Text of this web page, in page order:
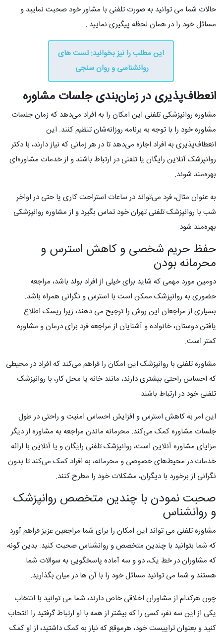
حالات شما می توانید به صورت تلفنی با مشاور خود صحبت نمایید و
مسائل خود را در همان لحظه پیگیری نمایید .
این مطلب را نیز بخوانید: تست های
روانشناسی و روان سنجی
انعطاف‌پذیری در زمان‌بندی جلسات مشاوره
مشاوره روانپزشکی تلفنی این امکان را به افراد می‌دهد که زمان جلسات
مشاوره خود را با توجه به برنامه روزانه‌شان تنظیم کنند. این
انعطاف‌پذیری به افراد اجازه می‌دهد تا در هر زمانی که نیاز دارند، با دکتر
روانپزشک آنلاین رایگان یا تلفنی در ارتباط باشند و از خدمات مشاوره‌ای
بهره‌مند شوند.
به عنوان مثال، فرد می‌تواند در ساعات استراحت کاری یا حتی در اواخر
شب با روانپزشک تلفنی تهران خود تماس بگیرد و از مشاوره روانپزشکی
بهره‌مند شود.
حفظ حریم شخصی و کاهش استرس و
محرمانه بودن
دومین مورد مهمی که شاید برای خیلی از افراد بولد باشد، مراجعه
حضوری به روانپزشک ممکن است با استرس و نگرانی همراه باشد.
بسیاری از مراجعان این روش را ترجیح می دهند، زیرا ریسک اطلاع
یافتن دوستان، خانواده و آشنایان از مراجعه فرد برای درمان و مشاوره
کمتر است.
مشاوره تلفنی با روانپزشک این امکان را فراهم می‌کند که افراد در محیطی
که احساس راحتی بیشتری دارند، مانند خانه یا محل کار، با روانپزشک
تلفنی خود در ارتباط باشند.
این امر به کاهش استرس و افزایش احساس امنیت و راحتی در طول
جلسات مشاوره کمک می‌کند. محرمانه ماندن مراجعه به مشاوره از دیگر
مزایای مشاوره آنلاین است، روانپزشک تلفنی رایگان و یا آنلاین با ارائه
خدمات در محیط‌های خصوصی و محرمانه، به افراد کمک می‌کند تا بدون
نگرانی از برخورد با دیگران، مشکلات خود را مطرح کنند.
صحبت نمودن با چندین متخصص روانپزشک
و روانشناس
مشاوره تلفنی می تواند این امکان را برای شما مراجعین عزیز فراهم آورد
که شما بتوانید با چندین متخصص و روانشناس صحبت کنید. بدین گونه
که مشاوران در خط یک، دو و سه آماده پاسخگویی به سوالات شما
هستند و شما می توانید مسائل خود را با آن ها در میان بگذارید.
چون هرکدام از مشاوران اخلاقی خاص دارند، شما می توانید با انتخاب
یکی از این سه نفر، کسی را که بیشتر از همه با او ارتباط گرفتید را انتخاب
کنید و بعنوان تراپیست خود، هرموقع که نیاز به کمک داشتید، از او کمک